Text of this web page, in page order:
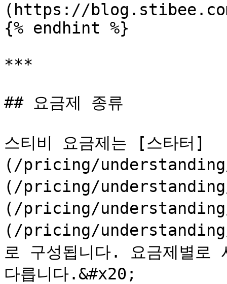
(https://
{% endhint %}
***
## 요금제 종류
스티비 요금제는 [스타터]
(/pricing/
(/pricing/
(/pricing/
(/pricing/
로 구성됩니다. 요금제별로
다릅니다.&#x20;